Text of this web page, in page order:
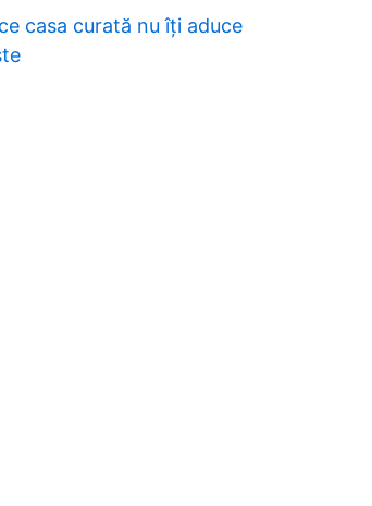
casa curată nu îți aduce